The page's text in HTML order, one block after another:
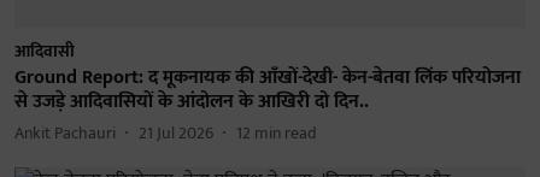
आदिवासी
Ground Report: द मूकनायक की आँखों-देखी- केन-बेतवा लिंक परियोजना
से उजड़े आदिवासियों के आंदोलन के आखिरी दो दिन..
Ankit Pachauri 21 Jul 2026 12 min read